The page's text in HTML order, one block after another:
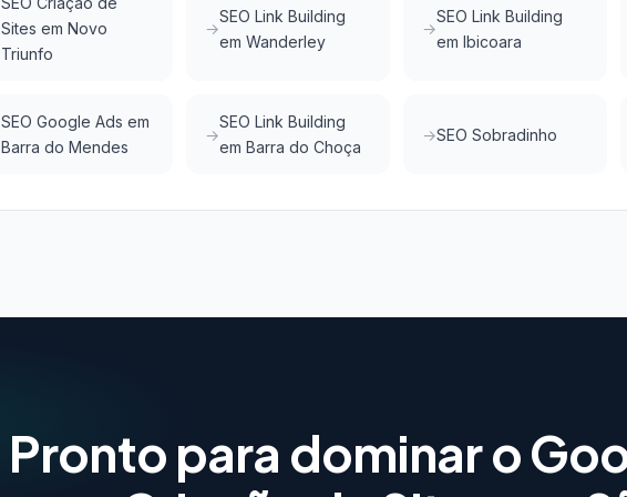
Sites em Novo
Triunfo
SEO Link Building
em Wanderley
SEO Link Building
em Ibicoara
SEO Google Ads em
Barra do Mendes
SEO Link Building
em Barra do Choça
SEO Sobradinho
Pronto para dominar o